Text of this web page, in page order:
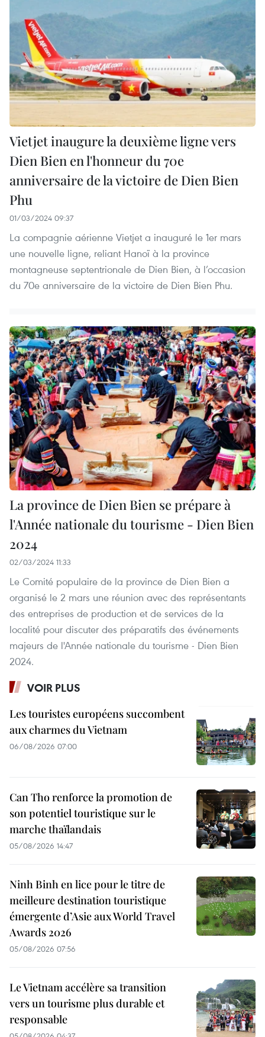
Vietjet inaugure la deuxième ligne vers
Dien Bien en l'honneur du 70e
anniversaire de la victoire de Dien Bien
Phu
01/03/2024 09:37
La compagnie aérienne Vietjet a inauguré le 1er mars
une nouvelle ligne, reliant Hanoï à la province
montagneuse septentrionale de Dien Bien, à l’occasion
du 70e anniversaire de la victoire de Dien Bien Phu.
La province de Dien Bien se prépare à
l'Année nationale du tourisme - Dien Bien
2024
02/03/2024 11:33
Le Comité populaire de la province de Dien Bien a
organisé le 2 mars une réunion avec des représentants
des entreprises de production et de services de la
localité pour discuter des préparatifs des événements
majeurs de l'Année nationale du tourisme - Dien Bien
2024.
VOIR PLUS
Les touristes européens succombent
aux charmes du Vietnam
06/08/2026 07:00
Can Tho renforce la promotion de
son potentiel touristique sur le
marche thaïlandais
05/08/2026 14:47
Ninh Binh en lice pour le titre de
meilleure destination touristique
émergente d’Asie aux World Travel
Awards 2026
05/08/2026 07:56
Le Vietnam accélère sa transition
vers un tourisme plus durable et
responsable